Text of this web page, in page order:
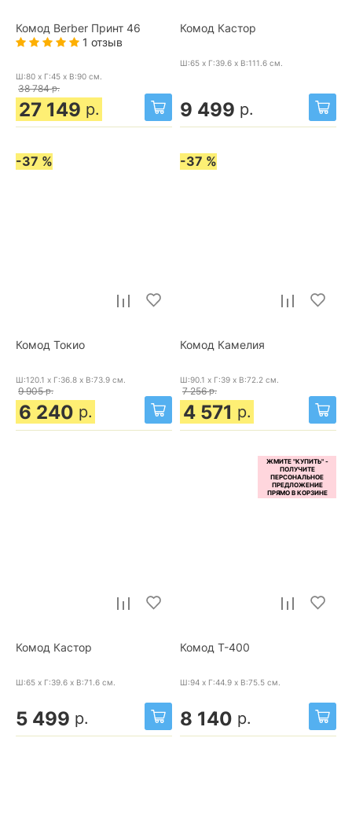
Комод Berber Принт 46
1 отзыв
Ш:80 x Г:45 x В:90 см.
38 784 р.
27 149 р.
Комод Кастор
Ш:65 x Г:39.6 x В:111.6 см.
9 499 р.
-37 %
Комод Токио
Ш:120.1 x Г:36.8 x В:73.9 см.
9 905 р.
6 240 р.
-37 %
Комод Камелия
Ш:90.1 x Г:39 x В:72.2 см.
7 256 р.
4 571 р.
Комод Кастор
Ш:65 x Г:39.6 x В:71.6 см.
5 499 р.
Комод Т-400
Ш:94 x Г:44.9 x В:75.5 см.
8 140 р.